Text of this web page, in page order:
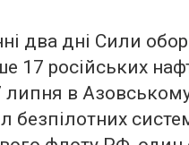
два дні Сили
17 російських
липня в
безпілотних